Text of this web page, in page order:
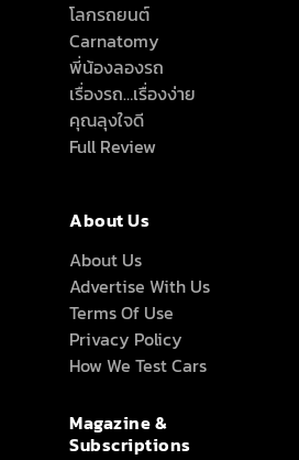
โลกรถยนต์
Carnatomy
พี่น้องลองรถ
เรื่องรถ…เรื่องง่าย
คุณลุงใจดี
Full Review
About Us
About Us
Advertise With Us
Terms Of Use
Privacy Policy
How We Test Cars
Magazine &
Subscriptions